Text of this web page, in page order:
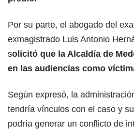
Por su parte, el abogado del
exmagistrado Luis Antonio
solicitó que la Alcaldía de
en las audiencias como
Según expresó, la
tendría vínculos con el caso y
podría generar un conflicto de